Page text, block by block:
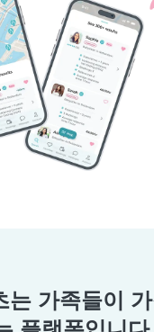
는 가족들이